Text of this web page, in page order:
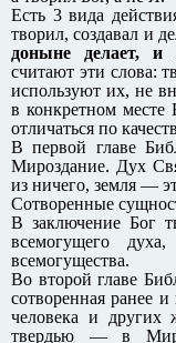
Есть 3 вида
творил, создавал и
доныне делает,
считают эти слова:
используют их, не
в конкретном месте
отличаться по
В первой главе
Мироздание. Дух
из ничего, земля —
Сотворенные
В заключение Бог
всемогущего
всемогущества.
Во второй главе
сотворенная ранее
человека и
твердью — в